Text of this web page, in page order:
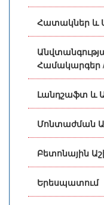
Հատակներ և
Համակարգեր
Լանդշաֆտ և
Մոնտաժման
Բետոնային
Երեսպատում